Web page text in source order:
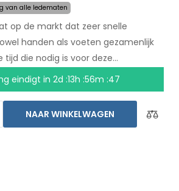
van alle ledematen
op de markt dat zeer snelle
handen als voeten gezamenlijk
tijd die nodig is voor deze
naar 24 minuten, en het
de behandeling is hetzelfde
automatisch systeem bent u niet
een ander persoon. Zorg voor
eindigt in 2d :13h :56m :47
NAAR WINKELWAGEN